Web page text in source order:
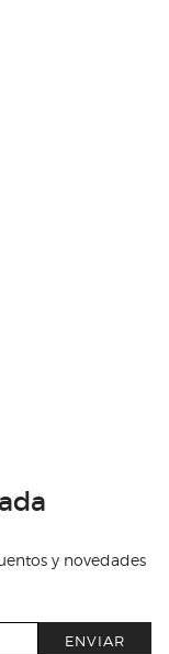
y novedades
ENVIAR